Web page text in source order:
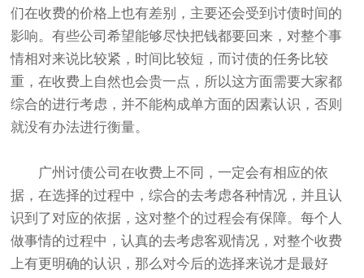
们在收费的价格上也有差别，主要还会受到讨债时间的
影响。有些公司希望能够尽快把钱都要回来，对整个事
情相对来说比较紧，时间比较短，而讨债的任务比较
重，在收费上自然也会贵一点，所以这方面需要大家都
综合的进行考虑，并不能构成单方面的因素认识，否则
就没有办法进行衡量。
广州讨债公司在收费上不同，一定会有相应的依
据，在选择的过程中，综合的去考虑各种情况，并且认
识到了对应的依据，这对整个的过程会有保障。每个人
做事情的过程中，认真的去考虑客观情况，对整个收费
上有更明确的认识，那么对今后的选择来说才是最好